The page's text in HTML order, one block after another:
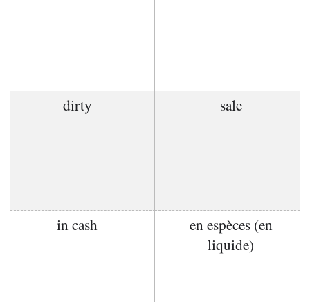
dirty sale
in cash
en espèces (en
liquide)